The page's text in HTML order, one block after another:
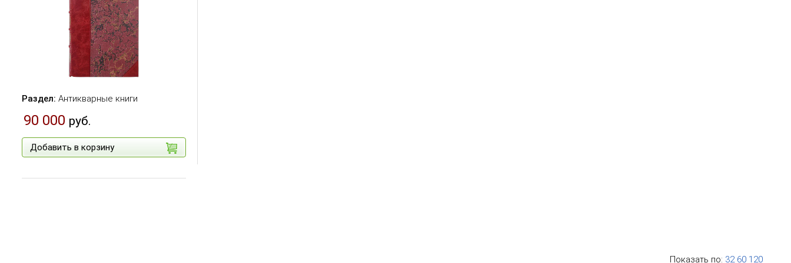
Раздел: Антикварные книги
90 000 руб.
Добавить в корзину
Показать по: 32 60 120